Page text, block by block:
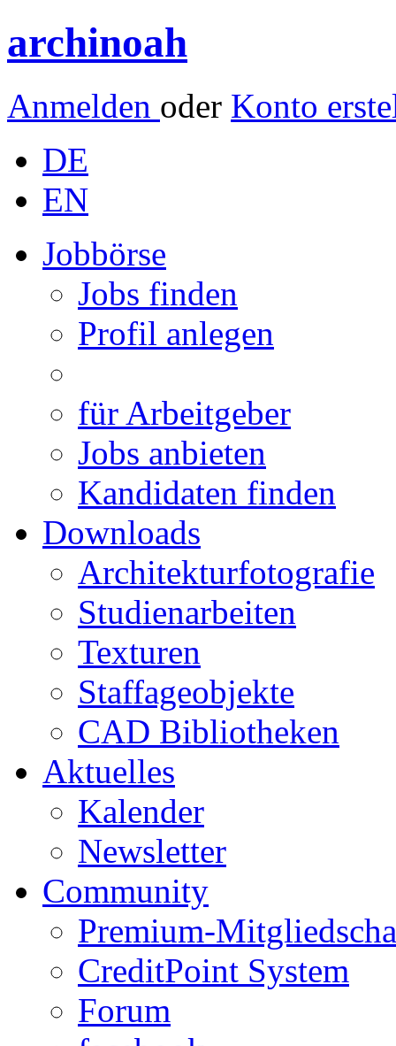
archinoah
Anmelden oder Konto
DE
EN
Jobbörse
Jobs finden
Profil anlegen
für Arbeitgeber
Jobs anbieten
Kandidaten finden
Downloads
Architekturfotografie
Studienarbeiten
Texturen
Staffageobjekte
CAD Bibliotheken
Aktuelles
Kalender
Newsletter
Community
Premium-
CreditPoint System
Forum